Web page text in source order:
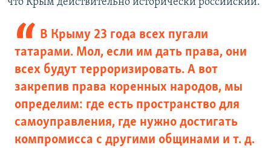
что Крым действительно исторически российский.
В Крыму 23 года всех пугали
татарами. Мол, если им дать права, они
всех будут терроризировать. А вот
закрепив права коренных народов, мы
определим: где есть пространство для
самоуправления, где нужно достигать
компромисса с другими общинами и т. д.